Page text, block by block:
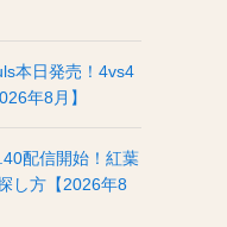
本日発売！4vs4
年8月】
配信開始！紅葉
し方【2026年8